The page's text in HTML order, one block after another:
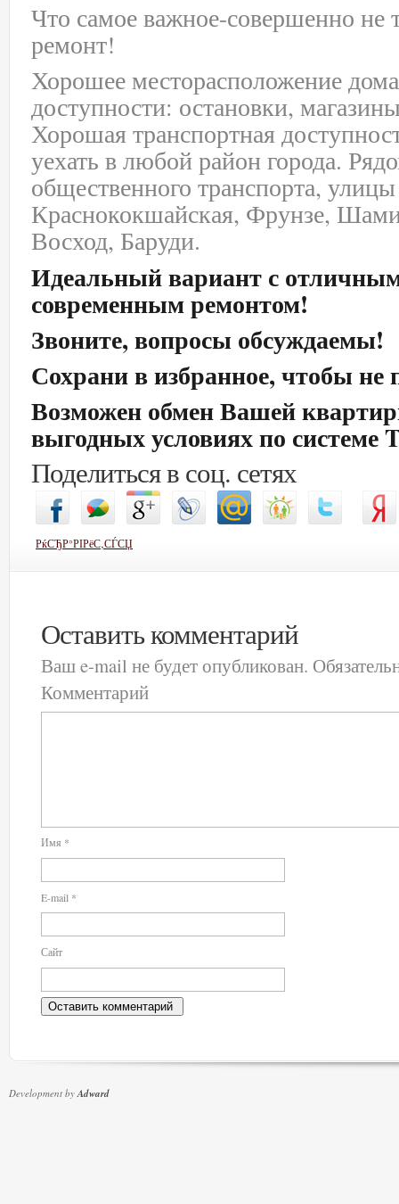
Что самое важное-совершенно не
ремонт!
Хорошее месторасположение
доступности: остановки,
Хорошая транспортная
уехать в любой район города.
общественного транспорта,
Краснококшайская, Фрунзе,
Восход, Баруди.
Идеальный вариант с
современным ремонтом!
Звоните, вопросы обсуждаемы!
Сохрани в избранное, чтобы не
Возможен обмен Вашей
выгодных условиях по системе
Поделиться в соц. сетях
РќСЂР°РІРёС‚СЃСЏ
Оставить комментарий
Ваш e-mail не будет опубликован.
Комментарий
Имя *
E-mail *
Сайт
Development byAdward